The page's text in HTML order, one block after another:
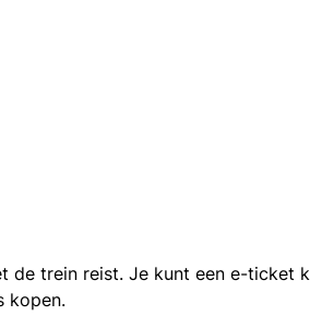
de trein reist. Je kunt een e-
kopen.